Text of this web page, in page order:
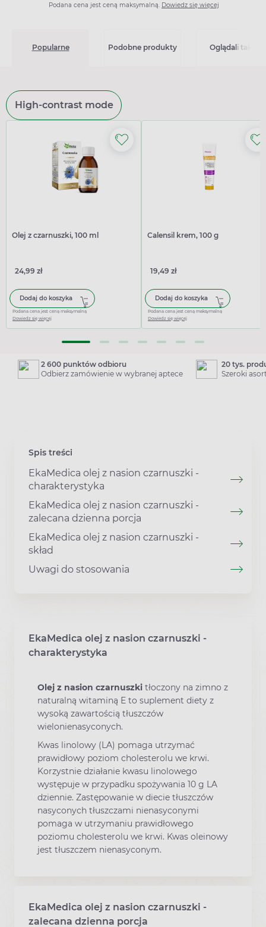
Podana cena jest ceną maksymalną. Dowiedz się więcej
Popularne Podobne produkty Oglądali także
High-contrast mode
Olej z czarnuszki, 100 ml
24,99 zł
Dodaj do koszyka
Podana cena jest ceną maksymalną
Dowiedz się więcej
Calensil krem, 100 g
19,49 zł
Dodaj do koszyka
Podana cena jest ceną maksymalną
Dowiedz się więcej
2 600 punktów odbioru
Odbierz zamówienie w wybranej aptece
20 tys.
Szeroki
Spis treści
EkaMedica olej z nasion czarnuszki -
charakterystyka
EkaMedica olej z nasion czarnuszki -
zalecana dzienna porcja
EkaMedica olej z nasion czarnuszki -
skład
Uwagi do stosowania
EkaMedica olej z nasion czarnuszki -
charakterystyka
Olej z nasion czarnuszki tłoczony na zimno z
naturalną witaminą E to suplement diety z
wysoką zawartością tłuszczów
wielonienasyconych.
Kwas linolowy (LA) pomaga utrzymać
prawidłowy poziom cholesterolu we krwi.
Korzystnie działanie kwasu linolowego
występuje w przypadku spożywania 10 g LA
dziennie. Zastępowanie w diecie tłuszczów
nasyconych tłuszczami nienasyconymi
pomaga w utrzymaniu prawidłowego
poziomu cholesterolu we krwi. Kwas oleinowy
jest tłuszczem nienasyconym.
EkaMedica olej z nasion czarnuszki -
zalecana dzienna porcja